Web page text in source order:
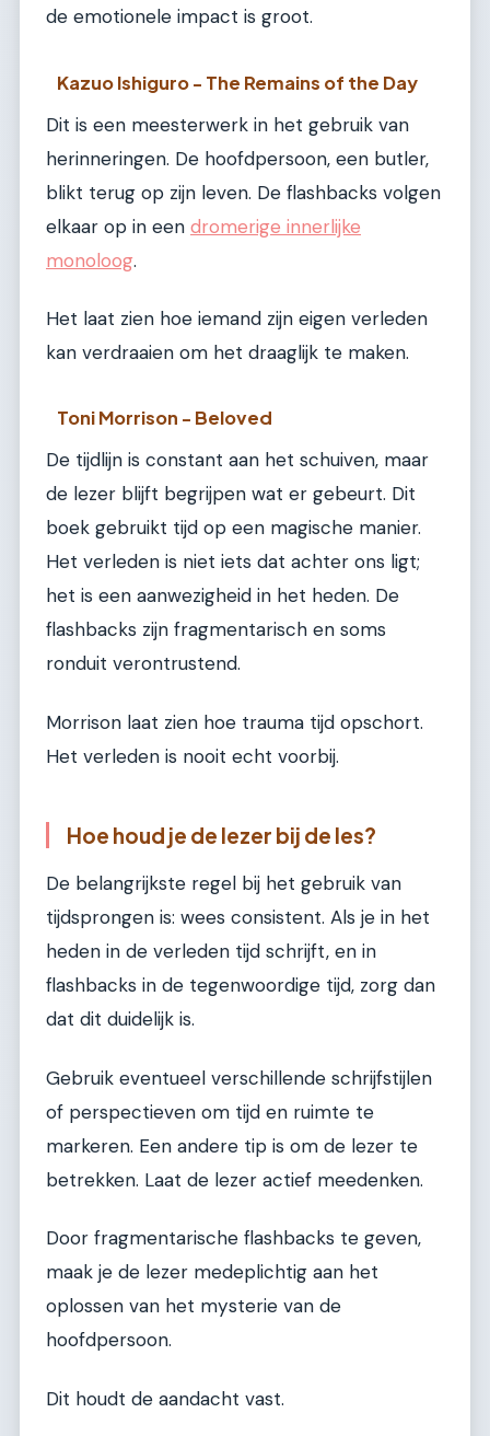
de emotionele impact is groot.
Kazuo Ishiguro - The Remains of the Day
Dit is een meesterwerk in het gebruik van
herinneringen. De hoofdpersoon, een butler,
blikt terug op zijn leven. De flashbacks volgen
elkaar op in een dromerige innerlijke
monoloog.
Het laat zien hoe iemand zijn eigen verleden
kan verdraaien om het draaglijk te maken.
Toni Morrison - Beloved
De tijdlijn is constant aan het schuiven, maar
de lezer blijft begrijpen wat er gebeurt. Dit
boek gebruikt tijd op een magische manier.
Het verleden is niet iets dat achter ons ligt;
het is een aanwezigheid in het heden. De
flashbacks zijn fragmentarisch en soms
ronduit verontrustend.
Morrison laat zien hoe trauma tijd opschort.
Het verleden is nooit echt voorbij.
Hoe houd je de lezer bij de les?
De belangrijkste regel bij het gebruik van
tijdsprongen is: wees consistent. Als je in het
heden in de verleden tijd schrijft, en in
flashbacks in de tegenwoordige tijd, zorg dan
dat dit duidelijk is.
Gebruik eventueel verschillende schrijfstijlen
of perspectieven om tijd en ruimte te
markeren. Een andere tip is om de lezer te
betrekken. Laat de lezer actief meedenken.
Door fragmentarische flashbacks te geven,
maak je de lezer medeplichtig aan het
oplossen van het mysterie van de
hoofdpersoon.
Dit houdt de aandacht vast.